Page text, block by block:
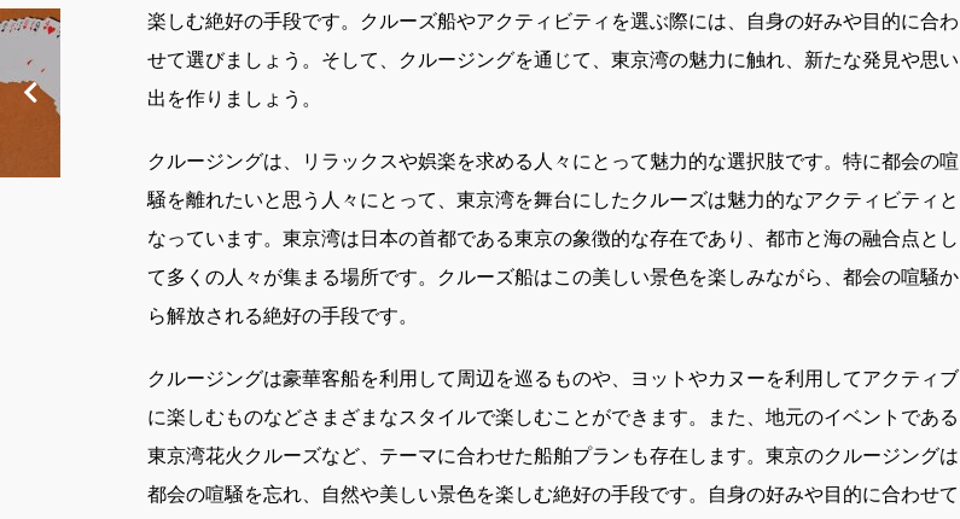
楽しむ絶好の手段です。クルーズ船やアクティビティを選ぶ際には、自身の好みや目的に合わ
せて選びましょう。そして、クルージングを通じて、東京湾の魅力に触れ、新たな発見や思い
出を作りましょう。
クルージングは、リラックスや娯楽を求める人々にとって魅力的な選択肢です。特に都会の喧
騒を離れたいと思う人々にとって、東京湾を舞台にしたクルーズは魅力的なアクティビティと
なっています。東京湾は日本の首都である東京の象徴的な存在であり、都市と海の融合点とし
て多くの人々が集まる場所です。クルーズ船はこの美しい景色を楽しみながら、都会の喧騒か
ら解放される絶好の手段です。
クルージングは豪華客船を利用して周辺を巡るものや、ヨットやカヌーを利用してアクティブ
に楽しむものなどさまざまなスタイルで楽しむことができます。また、地元のイベントである
東京湾花火クルーズなど、テーマに合わせた船舶プランも存在します。東京のクルージングは
都会の喧騒を忘れ、自然や美しい景色を楽しむ絶好の手段です。自身の好みや目的に合わせて